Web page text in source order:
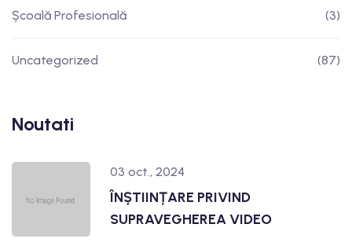
Școală Profesională (3)
Uncategorized (87)
Noutati
03 oct., 2024
ÎNȘTIINȚARE PRIVIND
SUPRAVEGHEREA VIDEO